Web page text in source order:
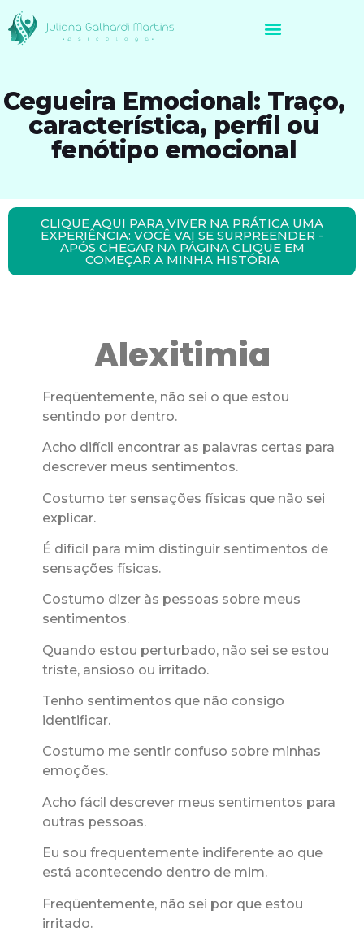
Cegueira Emocional: Traço,
característica, perfil ou
fenótipo emocional
CLIQUE AQUI PARA VIVER NA PRÁTICA UMA
EXPERIÊNCIA: VOCÊ VAI SE SURPREENDER -
APÓS CHEGAR NA PÁGINA CLIQUE EM
COMEÇAR A MINHA HISTÓRIA
Alexitimia
Freqüentemente, não sei o que estou
sentindo por dentro.
Acho difícil encontrar as palavras certas para
descrever meus sentimentos.
Costumo ter sensações físicas que não sei
explicar.
É difícil para mim distinguir sentimentos de
sensações físicas.
Costumo dizer às pessoas sobre meus
sentimentos.
Quando estou perturbado, não sei se estou
triste, ansioso ou irritado.
Tenho sentimentos que não consigo
identificar.
Costumo me sentir confuso sobre minhas
emoções.
Acho fácil descrever meus sentimentos para
outras pessoas.
Eu sou frequentemente indiferente ao que
está acontecendo dentro de mim.
Freqüentemente, não sei por que estou
irritado.